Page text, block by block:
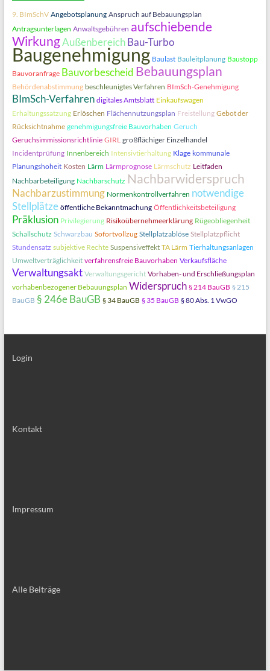
9. BImSchV Angebotsplanung Anspruch auf Bebauungsplan
Antragsunterlagen Anwaltsgebühren aufschiebende
WirkungAußenbereich Bau-Turbo
Baugenehmigung Baulast Bauleitplanung Baustopp
Bauvoranfrage Bauvorbescheid Bebauungsplan
Behördenabstimmung beschleunigtes Verfahren BImSch-Genehmigung
BImSch-Verfahren digitales Amtsblatt Einkaufswagen
Erhaltungssatzung Erlöschen Flächennutzungsplan Freistellung Gebot der
Rücksichtnahme genehmigungsfreie Bauvorhaben Geruch
Geruchsimmissionsrichtlinie GIRL großflächiger Einzelhandel
Incidentprüfung Innenbereich Intensivtierhaltung Klage kommunale
Planungshoheit Kosten Lärm Lärmprognose Lärmschutz Leitfaden
Nachbarbeteiligung Nachbarschutz Nachbarwiderspruch
Nachbarzustimmung Normenkontrollverfahren notwendige
Stellplätze öffentliche Bekanntmachung Öffentlichkeitsbeteiligung
Präklusion Privilegierung Risikoübernehmeerklärung Rügeobliegenheit
Schallschutz Schwarzbau Sofortvollzug Stellplatzablöse Stellplatzpflicht
Stundensatz subjektive Rechte Suspensiveffekt TA Lärm Tierhaltungsanlagen
Umweltverträglichkeit verfahrensfreie Bauvorhaben Verkaufsfläche
Verwaltungsakt Verwaltungsgericht Vorhaben- und Erschließungsplan
vorhabenbezogener Bebauungsplan Widerspruch § 214 BauGB § 215
BauGB § 246e BauGB § 34 BauGB § 35 BauGB § 80 Abs. 1 VwGO
Login
Kontakt
Impressum
Alle Bei­trä­ge